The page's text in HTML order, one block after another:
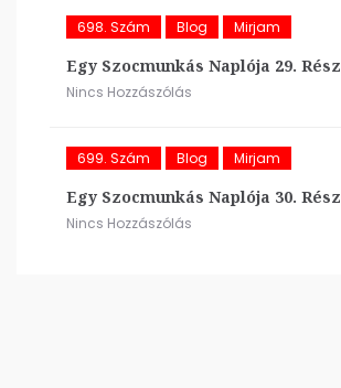
698. Szám Blog Mirjam
Egy Szocmunkás Naplója 29. Rész
Nincs Hozzászólás
699. Szám Blog Mirjam
Egy Szocmunkás Naplója 30. Rész
Nincs Hozzászólás